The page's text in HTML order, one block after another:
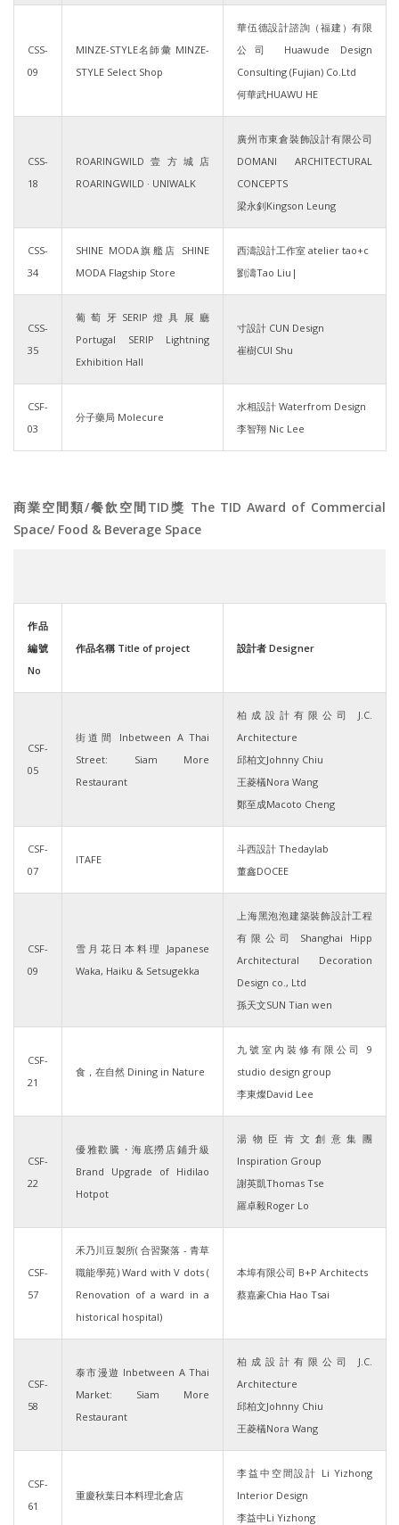
CSS-
09
MINZE-STYLE名師彙 MINZE-
STYLE Select Shop
華伍德設計諮詢（福建）有限
公司 Huawude Design
Consulting (Fujian) Co.Ltd
何華武HUAWU HE
CSS-
18
ROARINGWILD壹方城店
ROARINGWILD · UNIWALK
廣州市東倉裝飾設計有限公司
DOMANI ARCHITECTURAL
CONCEPTS
梁永釗Kingson Leung
CSS-
34
SHINE MODA旗艦店 SHINE
MODA Flagship Store
西濤設計工作室 atelier tao+c
劉濤Tao Liu|
CSS-
35
葡萄牙SERIP燈具展廳
Portugal SERIP Lightning
Exhibition Hall
寸設計 CUN Design
崔樹CUI Shu
CSF-
03
分子藥局 Molecure
水相設計 Waterfrom Design
李智翔 Nic Lee
商業空間類/餐飲空間TID獎 The TID Award of Commercial
Space/ Food & Beverage Space
作品
編號
No
作品名稱 Title of project 設計者 Designer
CSF-
05
街道間 Inbetween A Thai
Street: Siam More
Restaurant
柏成設計有限公司 J.C.
Architecture
邱柏文Johnny Chiu
王菱檥Nora Wang
鄭至成Macoto Cheng
CSF-
07
ITAFE
斗西設計 Thedaylab
董鑫DOCEE
CSF-
09
雪月花日本料理 Japanese
Waka, Haiku & Setsugekka
上海黑泡泡建築裝飾設計工程
有限公司 Shanghai Hipp
Architectural Decoration
Design co., Ltd
孫天文SUN Tian wen
CSF-
21
食，在自然 Dining in Nature
九號室內裝修有限公司 9
studio design group
李東燦David Lee
CSF-
22
優雅歡騰・海底撈店鋪升級
Brand Upgrade of Hidilao
Hotpot
湯物臣肯文創意集團
Inspiration Group
謝英凱Thomas Tse
羅卓毅Roger Lo
CSF-
57
禾乃川豆製所( 合習聚落 - 青草
職能學苑) Ward with V dots (
Renovation of a ward in a
historical hospital)
本埠有限公司 B+P Architects
蔡嘉豪Chia Hao Tsai
CSF-
58
泰市漫遊 Inbetween A Thai
Market: Siam More
Restaurant
柏成設計有限公司 J.C.
Architecture
邱柏文Johnny Chiu
王菱檥Nora Wang
CSF-
61
重慶秋葉日本料理北倉店
李益中空間設計 Li Yizhong
Interior Design
李益中Li Yizhong